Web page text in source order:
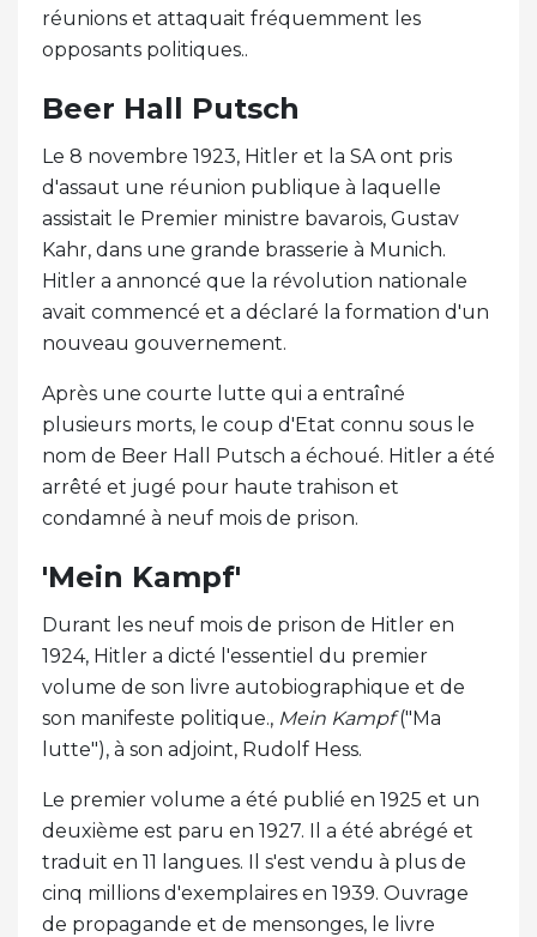
réunions et attaquait fréquemment les
opposants politiques..
Beer Hall Putsch
Le 8 novembre 1923, Hitler et la SA ont pris
d'assaut une réunion publique à laquelle
assistait le Premier ministre bavarois, Gustav
Kahr, dans une grande brasserie à Munich.
Hitler a annoncé que la révolution nationale
avait commencé et a déclaré la formation d'un
nouveau gouvernement.
Après une courte lutte qui a entraîné
plusieurs morts, le coup d'Etat connu sous le
nom de Beer Hall Putsch a échoué. Hitler a été
arrêté et jugé pour haute trahison et
condamné à neuf mois de prison.
'Mein Kampf'
Durant les neuf mois de prison de Hitler en
1924, Hitler a dicté l'essentiel du premier
volume de son livre autobiographique et de
son manifeste politique., Mein Kampf("Ma
lutte"), à son adjoint, Rudolf Hess.
Le premier volume a été publié en 1925 et un
deuxième est paru en 1927. Il a été abrégé et
traduit en 11 langues. Il s'est vendu à plus de
cinq millions d'exemplaires en 1939. Ouvrage
de propagande et de mensonges, le livre